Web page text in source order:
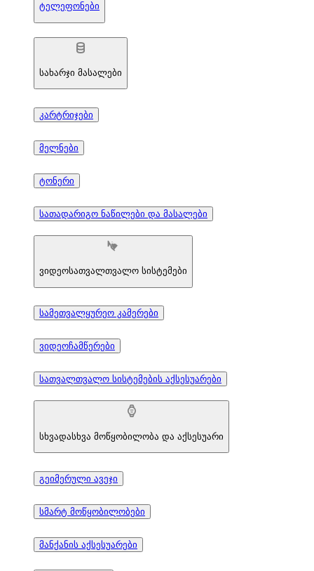
ტელეფონები
სახარჯი მასალები
კარტრიჯები
მელნები
ტონერი
სათადარიგო ნაწილები და მასალები
ვიდეოსათვალთვალო სისტემები
სამეთვალყურეო კამერები
ვიდეოჩამწერები
სათვალთვალო სისტემების აქსესუარები
სხვადასხვა მოწყობილობა და აქსესუარი
გეიმერული ავეჯი
სმარტ მოწყობილობები
მანქანის აქსესუარები